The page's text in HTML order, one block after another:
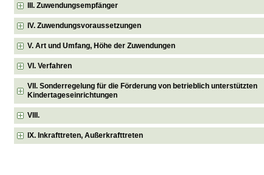
III. Zuwendungsempfänger
IV. Zuwendungsvoraussetzungen
V. Art und Umfang, Höhe der Zuwendungen
VI. Verfahren
VII. Sonderregelung für die Förderung von betrieblich unterstützten
Kindertageseinrichtungen
VIII.
IX. Inkrafttreten, Außerkrafttreten